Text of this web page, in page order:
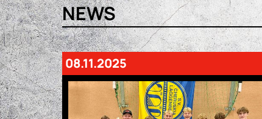
NEWS
08.11.2025